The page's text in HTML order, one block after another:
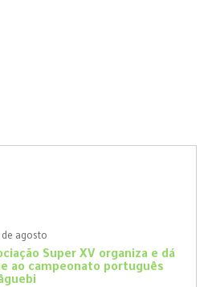
agosto
Super XV organiza e dá
ao campeonato português